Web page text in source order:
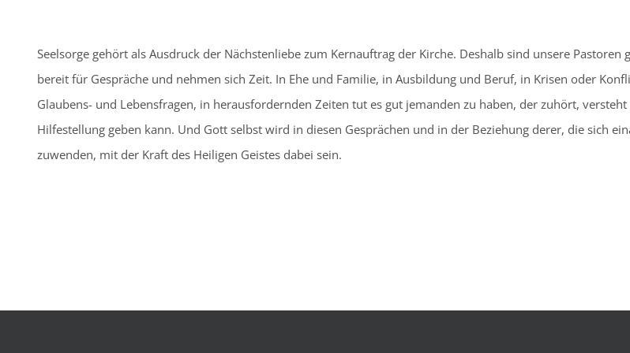
Seelsorge gehört als Ausdruck der Nächstenliebe zum Kernauftrag der Kirche. Deshalb sind unsere Pastoren
bereit für Gespräche und nehmen sich Zeit. In Ehe und Familie, in Ausbildung und Beruf, in Krisen oder
Glaubens- und Lebensfragen, in herausfordernden Zeiten tut es gut jemanden zu haben, der zuhört, versteht
Hilfestellung geben kann. Und Gott selbst wird in diesen Gesprächen und in der Beziehung derer, die sich
zuwenden, mit der Kraft des Heiligen Geistes dabei sein.